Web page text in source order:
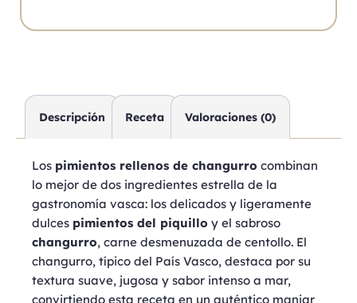
Descripción Receta Valoraciones (0)
Los pimientos rellenos de changurro combinan
lo mejor de dos ingredientes estrella de la
gastronomía vasca: los delicados y ligeramente
dulces pimientos del piquillo y el sabroso
changurro, carne desmenuzada de centollo. El
changurro, típico del País Vasco, destaca por su
textura suave, jugosa y sabor intenso a mar,
convirtiendo esta receta en un auténtico manjar